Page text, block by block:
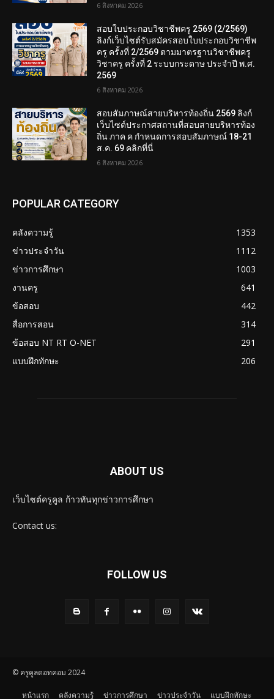
6 สิงหาคม 2026
สอบใบประกอบวิชาชีพครู 2569 (2/2569)
ลิงก์เว็บไซต์รับสมัครสอบใบประกอบวิชาชีพ
ครู ครั้งที่ 2/2569 ตามมาตรฐานวิชาชีพครู
วิชาครู ครั้งที่ 2 ระบบกระดาษ ประจำปี พ.ศ.
2569
6 สิงหาคม 2026
สอบสัมภาษณ์สายบริหารท้องถิ่น 2569 ลิงก์
เว็บไซต์ประกาศสถานที่สอบสายบริหารท้อง
ถิ่น ภาค ค กำหนดการสอบสัมภาษณ์ 18-21
ส.ค. 69 คลิกที่นี่
6 สิงหาคม 2026
POPULAR CATEGORY
คลังความรู้
1353
ข่าวประจำวัน
1112
ข่าวการศึกษา
1003
งานครู
641
ข้อสอบ
442
สื่อการสอน
314
ข้อสอบ NT RT O-NET
291
แบบฝึกทักษะ
206
ABOUT US
เว็บไซต์ครูคูล ก้าวทันทุกข่าวการศึกษา
Contact us:
FOLLOW US
© ครูคูลดอทคอม 2024
หน้าแรก คลังความรู้ ข่าวการศึกษา ข่าวประจำวัน แบบฝึกทักษะ